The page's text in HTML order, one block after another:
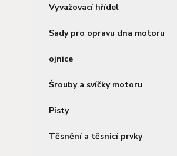
Vyvažovací hřídel
Sady pro opravu dna motoru
ojnice
Šrouby a svíčky motoru
Písty
Těsnění a těsnicí prvky